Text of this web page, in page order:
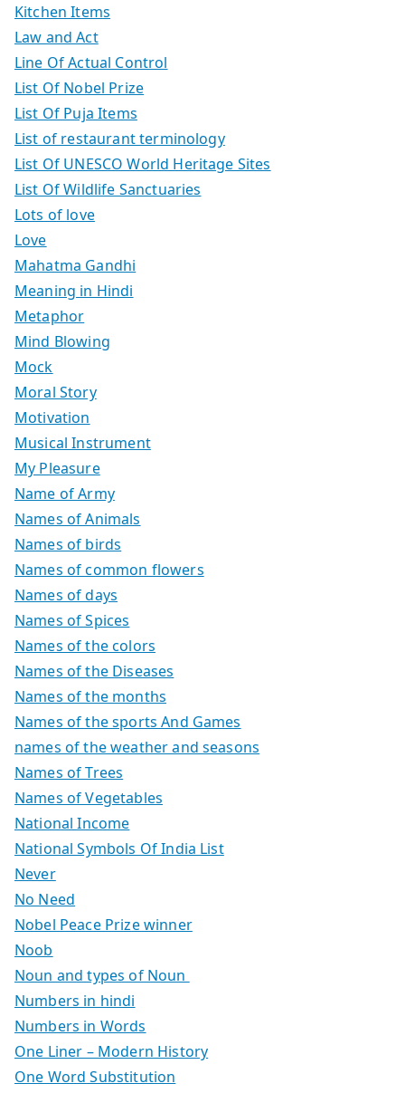
Kitchen Items
Law and Act
Line Of Actual Control
List Of Nobel Prize
List Of Puja Items
List of restaurant terminology
List Of UNESCO World Heritage Sites
List Of Wildlife Sanctuaries
Lots of love
Love
Mahatma Gandhi
Meaning in Hindi
Metaphor
Mind Blowing
Mock
Moral Story
Motivation
Musical Instrument
My Pleasure
Name of Army
Names of Animals
Names of birds
Names of common flowers
Names of days
Names of Spices
Names of the colors
Names of the Diseases
Names of the months
Names of the sports And Games
names of the weather and seasons
Names of Trees
Names of Vegetables
National Income
National Symbols Of India List
Never
No Need
Nobel Peace Prize winner
Noob
Noun and types of Noun
Numbers in hindi
Numbers in Words
One Liner – Modern History
One Word Substitution